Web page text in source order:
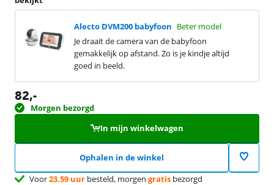
Alecto DVM200 babyfoon Beter model
Je draait de camera van de babyfoon
gemakkelijk op afstand. Zo is je kindje altijd
goed in beeld.
82,-
Morgen bezorgd
In mijn winkelwagen
Ophalen in de winkel
Voor23.59 uur besteld, morgen gratis bezorgd